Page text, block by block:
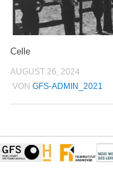
Celle
AUGUST 26, 2024
VON GFS-ADMIN_2021